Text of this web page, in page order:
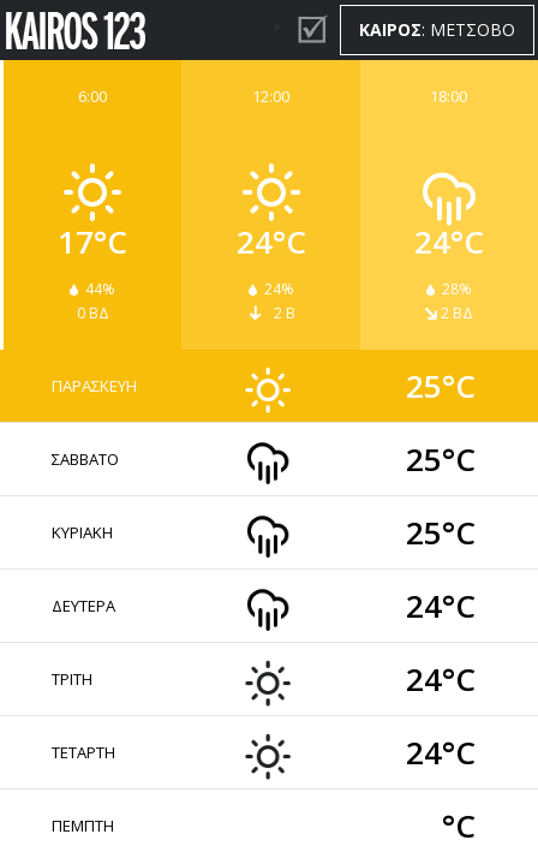
ΚΑΙΡΟΣ: ΜΕΤΣΟΒΟ
18:00
24°C
28%
2 ΒΔ
12:00
24°C
24%
2 Β
6:00
17°C
44%
0 ΒΔ
ΠΑΡΑΣΚΕΥΗ 25°C
ΣΑΒΒΑΤΟ 25°C
ΚΥΡΙΑΚΗ 25°C
ΔΕΥΤΕΡΑ 24°C
ΤΡΙΤΗ 24°C
ΤΕΤΑΡΤΗ 24°C
ΠΕΜΠΤΗ °C